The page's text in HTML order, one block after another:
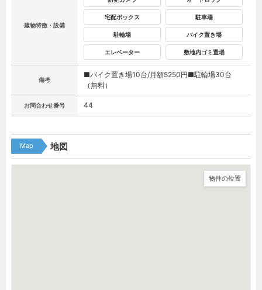
建物特徴・設備
宅配ボックス 駐車場
駐輪場 バイク置き場
エレベーター 敷地内ゴミ置場
備考
■バイク置き場10台/月額5250円■駐輪場30台
（無料）
お問合わせ番号 44
Map 地図
物件の位置